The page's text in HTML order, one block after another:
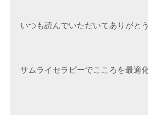
いつも読んでいただいてありがと
サムライセラピーでこころを最適